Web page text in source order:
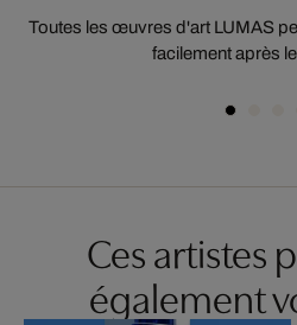
Toutes les œuvres d'art LUMAS
facilement après
Ces artistes
également